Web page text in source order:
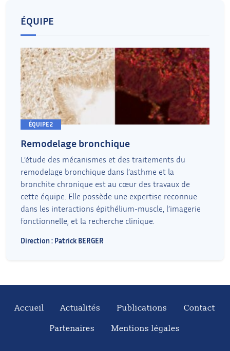
ÉQUIPE
ÉQUIPE 2
Remodelage bronchique
L’étude des mécanismes et des traitements du
remodelage bronchique dans l’asthme et la
bronchite chronique est au cœur des travaux de
cette équipe. Elle possède une expertise reconnue
dans les interactions épithélium-muscle, l’imagerie
fonctionnelle, et la recherche clinique.
Direction : Patrick BERGER
Accueil Actualités Publications
Contact
Partenaires
Mentions légales